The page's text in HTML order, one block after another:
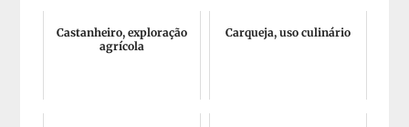
Castanheiro, exploração
agrícola
Carqueja, uso culinário